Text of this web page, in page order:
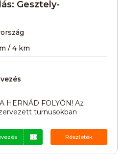
Gesztely-
/ 4 km
HERNÁD FOLYÓN! Az
turnusokban
Részletek